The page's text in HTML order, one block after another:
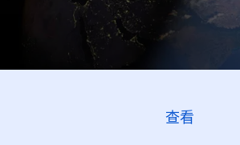
查看